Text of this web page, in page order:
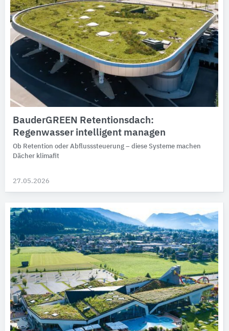
BauderGREEN Retentionsdach:
Regenwasser intelligent managen
Ob Retention oder Abflusssteuerung – diese Systeme machen
Dächer klimafit
27.05.2026